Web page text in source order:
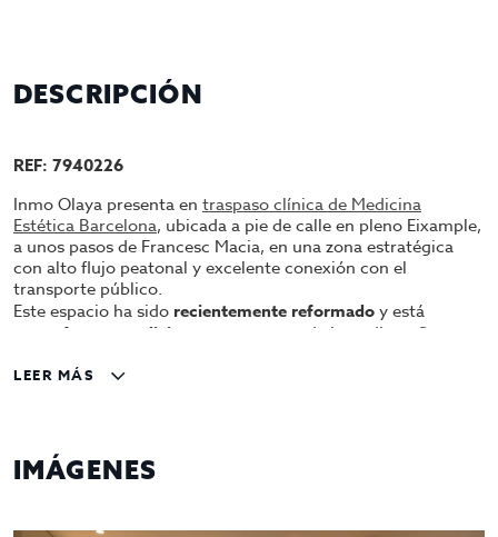
DESCRIPCIÓN
REF: 7940226
Inmo Olaya presenta en traspaso clínica de Medicina
Estética Barcelona, ubicada a pie de calle en pleno Eixample,
a unos pasos de Francesc Macia, en una zona estratégica
con alto flujo peatonal y excelente conexión con el
transporte público.
Este espacio ha sido recientemente reformadoy está
perfectas condiciones
para operar de inmediato. Se
para el funcionamiento de un centro médico moderno y
En Traspaso
LEER MÁS
IMÁGENES